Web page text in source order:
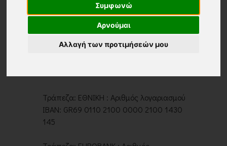
Συμφωνώ
Αρνούμαι
Αλλαγή των προτιμήσεών μου
Για τραπεζική κατάθεση μπορείτε να
πραγματοποιήσετε την πληρωμή σε έναν
από τους ακόλουθους λογαριασμούς:
Τράπεζα: ΕΘΝΙΚΗ : Αριθμός λογαριασμού
IBAN: GR69 0110 2100 0000 2100 1430
145